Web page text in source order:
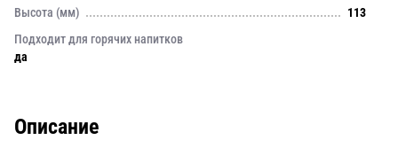
Высота (мм)
113
Подходит для горячих напитков
да
Описание